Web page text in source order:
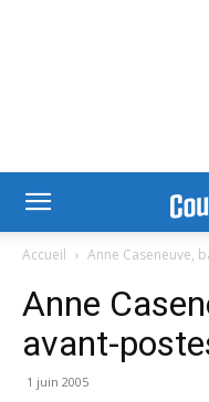
Accueil Anne Caseneuve,
Anne
avant-
1 juin 2005